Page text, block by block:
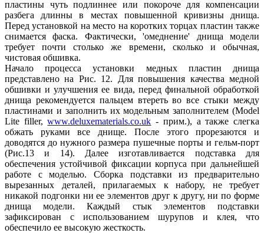
пластины чуть подлиннее или покороче для компенсации
разбега длинны в местах повышенной кривизны днища.
Перед установкой на место на коротких торцах пластин также
снимается фаска. Фактически, 'омеднение' днища модели
требует почти столько же времени, сколько и обычная,
чистовая обшивка.
Начало процесса установки медных пластин днища
представлено на Рис. 12. Для повышения качества медной
обшивки и улучшения ее вида, перед финальной обработкой
днища рекомендуется пальцем втереть во все стыки между
пластинами и заполнить их модельным заполнителем (Model
Lite filler,www.deluxematerials.co.uk - прим.), а также слегка
обжать руками все днище. После этого прорезаются и
доводятся до нужного размера пушечные порты и гельм-порт
(Рис.13 и 14). Далее изготавливается подставка для
обеспечения устойчивой фиксации корпуса при дальнейшей
работе с моделью. Сборка подставки из предварительно
вырезанных деталей, прилагаемых к набору, не требует
никакой подгонки ни ее элементов друг к другу, ни по форме
днища модели. Каждый стык элементов подставки
зафиксирован с использованием шурупов и клея, что
обеспечило ее высокую жесткость.